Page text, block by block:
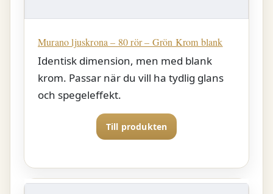
Murano ljuskrona – 80 rör – Grön Krom blank
Identisk dimension, men med blank
krom. Passar när du vill ha tydlig glans
och spegeleffekt.
Till produkten